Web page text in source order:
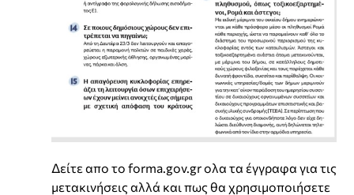
Δείτε απο το forma.gov.gr ολα τα έγγραφα για τις
μετακινήσεις αλλά και πως θα χρησιμοποιήσετε